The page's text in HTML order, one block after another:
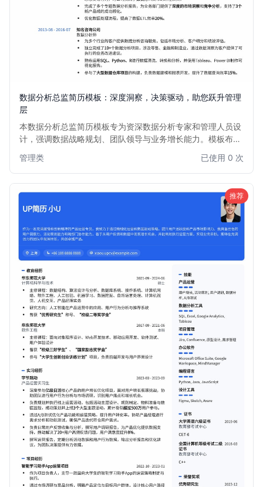
数据分析总监简历模板：深度洞察，决策驱动，助您跃升管理
层
本数据分析总监简历模板专为资深数据分析专家和管理人员设
计，强调数据战略规划、团队领导与业务增长能力。模板布局
位招聘中脱颖而出，展现作为Director of Data Analytics的卓
越领导力与数据洞察力。
管理类 已使用 0 次
推荐